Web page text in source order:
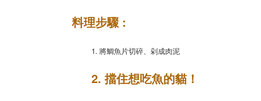
料理步驟 :
1. 將鯛魚片切碎、剁成肉泥
2. 擋住想吃魚的貓！